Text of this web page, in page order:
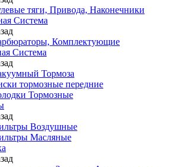
тяги, Привода, Наконечники
Система
Комплектующие
Система
Тормоза
тормозные передние
Тормозные
Воздушные
Масляные